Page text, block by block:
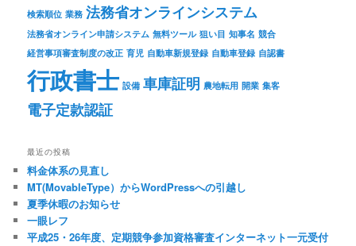
検索順位 業務 法務省オンラインシステム
法務省オンライン申請システム 無料ツール 狙い目 知事名 競合
経営事項審査制度の改正 育児 自動車新規登録 自動車登録 自認書
行政書士 設備 車庫証明 農地転用 開業 集客
電子定款認証
最近の投稿
料金体系の見直し
MT(MovableType）からWordPressへの引越し
夏季休暇のお知らせ
一眼レフ
平成25・26年度、定期競争参加資格審査インターネット一元受付